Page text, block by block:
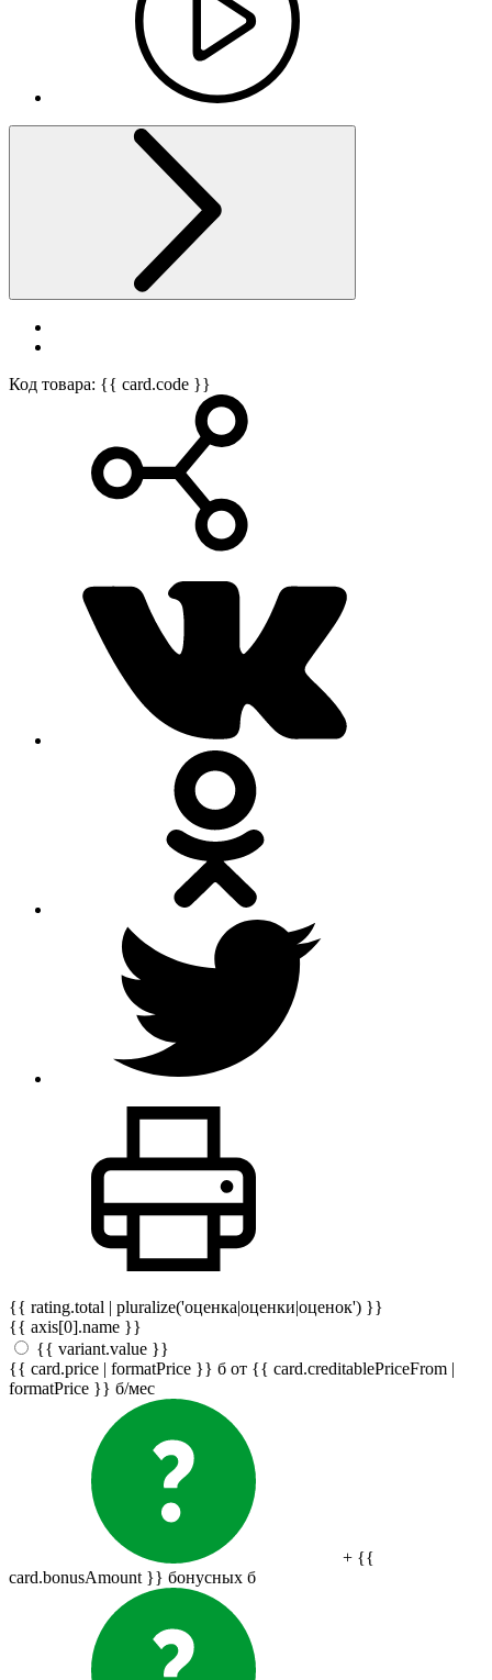
Код товара: {{ card.code }}
{{ rating.total | pluralize('оценка|оценки|оценок') }}
{{ axis[0].name }}
{{ variant.value }}
{{ card.price | formatPrice }} б от {{ card.creditablePriceFrom |
formatPrice }} б/мес
+ {{
card.bonusAmount }} бонусных б